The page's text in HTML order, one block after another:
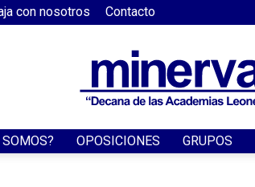
con nosotros Contacto
OPOSICIONES GRUPOS